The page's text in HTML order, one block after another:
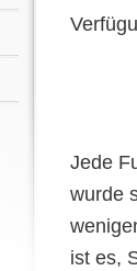
Jede
wurde
ist es,